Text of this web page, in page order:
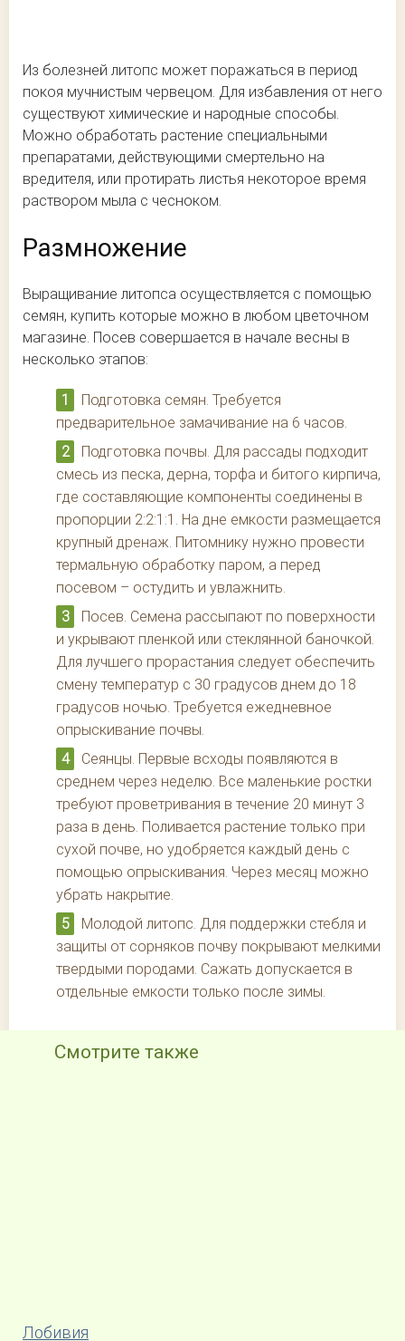
Из болезней литопс может поражаться в период
покоя мучнистым червецом. Для избавления от него
существуют химические и народные способы.
Можно обработать растение специальными
препаратами, действующими смертельно на
вредителя, или протирать листья некоторое время
раствором мыла с чесноком.
Размножение
Выращивание литопса осуществляется с помощью
семян, купить которые можно в любом цветочном
магазине. Посев совершается в начале весны в
несколько этапов:
Подготовка семян. Требуется
предварительное замачивание на 6 часов.
Подготовка почвы. Для рассады подходит
смесь из песка, дерна, торфа и битого кирпича,
где составляющие компоненты соединены в
пропорции 2:2:1:1. На дне емкости размещается
крупный дренаж. Питомнику нужно провести
термальную обработку паром, а перед
посевом – остудить и увлажнить.
Посев. Семена рассыпают по поверхности
и укрывают пленкой или стеклянной баночкой.
Для лучшего прорастания следует обеспечить
смену температур с 30 градусов днем до 18
градусов ночью. Требуется ежедневное
опрыскивание почвы.
Сеянцы. Первые всходы появляются в
среднем через неделю. Все маленькие ростки
требуют проветривания в течение 20 минут 3
раза в день. Поливается растение только при
сухой почве, но удобряется каждый день с
помощью опрыскивания. Через месяц можно
убрать накрытие.
Молодой литопс. Для поддержки стебля и
защиты от сорняков почву покрывают мелкими
твердыми породами. Сажать допускается в
отдельные емкости только после зимы.
Смотрите также
Лобивия